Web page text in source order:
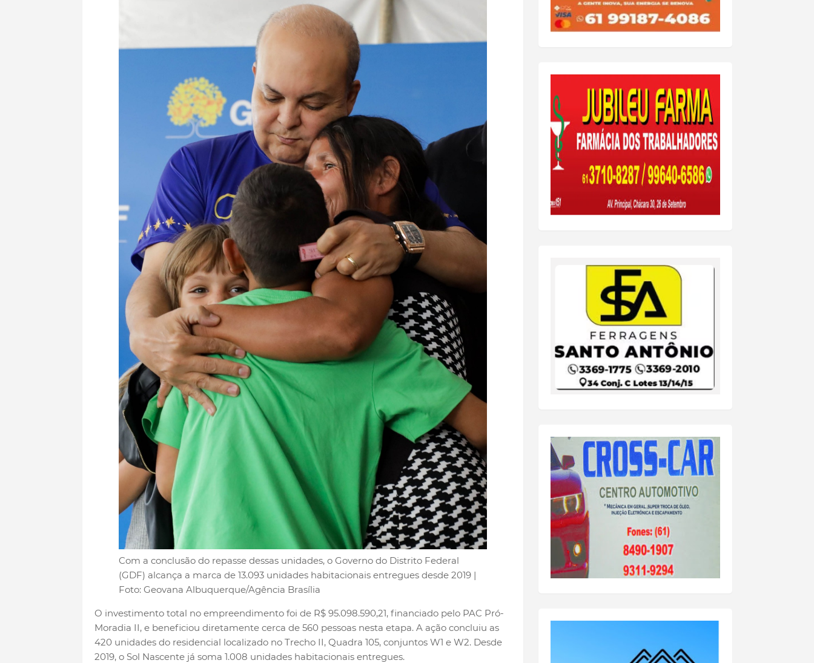
Com a conclusão do repasse dessas unidades, o Governo do Distrito Federal
(GDF) alcança a marca de 13.093 unidades habitacionais entregues desde 2019 |
Foto: Geovana Albuquerque/Agência Brasília
O investimento total no empreendimento foi de R$ 95.098.590,21, financiado pelo PAC Pró-
Moradia II, e beneficiou diretamente cerca de 560 pessoas nesta etapa. A ação concluiu as
420 unidades do residencial localizado no Trecho II, Quadra 105, conjuntos W1 e W2. Desde
2019, o Sol Nascente já soma 1.008 unidades habitacionais entregues.